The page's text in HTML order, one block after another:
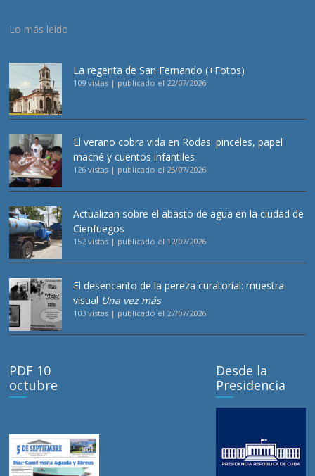
Lo más leído
La regenta de San Fernando (+Fotos)
109 vistas | publicado el 22/07/2026
El verano cobra vida en Rodas: pinceles, papel
maché y cuentos infantiles
126 vistas | publicado el 25/07/2026
Actualizan sobre el abasto de agua en la ciudad de
Cienfuegos
152 vistas | publicado el 12/07/2026
El desencanto de la pereza curatorial: muestra
visual Una vez más
103 vistas | publicado el 27/07/2026
PDF 10
octubre
Desde la
Presidencia